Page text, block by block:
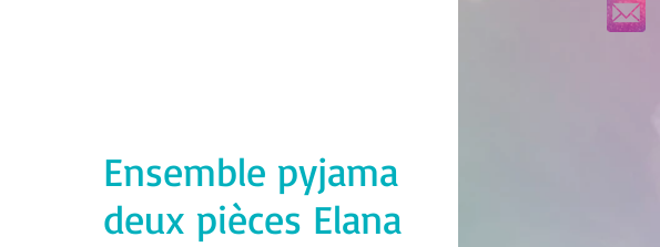
Ensemble pyjama
deux pièces Elana